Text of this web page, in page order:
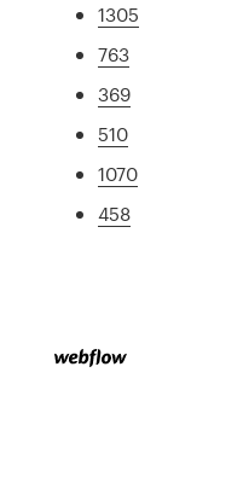
1305
763
369
510
1070
458